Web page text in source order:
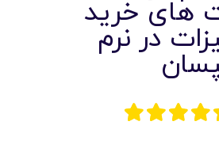
خانه
نوشته ها
های خرید
در نرم